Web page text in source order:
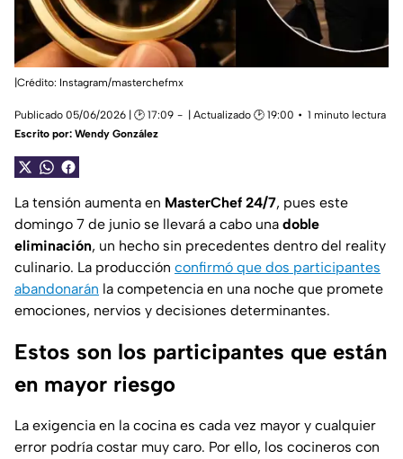
|Crédito: Instagram/masterchefmx
Publicado 05/06/2026 | 🕑 17:09 | Actualizado 🕑 19:00
1 minuto lectura
Escrito por: Wendy González
La tensión aumenta en MasterChef 24/7, pues este
domingo 7 de junio se llevará a cabo una doble
eliminación, un hecho sin precedentes dentro del reality
culinario. La producción confirmó que dos participantes
abandonarán la competencia en una noche que promete
emociones, nervios y decisiones determinantes.
Estos son los participantes que están
en mayor riesgo
La exigencia en la cocina es cada vez mayor y cualquier
error podría costar muy caro. Por ello, los cocineros con